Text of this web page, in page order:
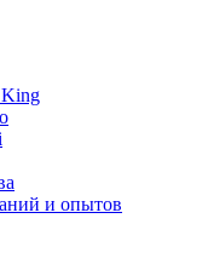
и опытов